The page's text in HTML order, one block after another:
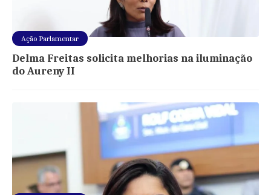
Ação Parlamentar
Delma Freitas solicita melhorias na iluminação
do Aureny II